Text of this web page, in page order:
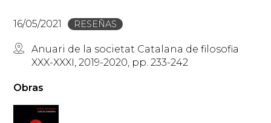
16/05/2021 RESEÑAS
Anuari de la societat Catalana de filosofia
XXX-XXXI, 2019-2020, pp. 233-242
Obras